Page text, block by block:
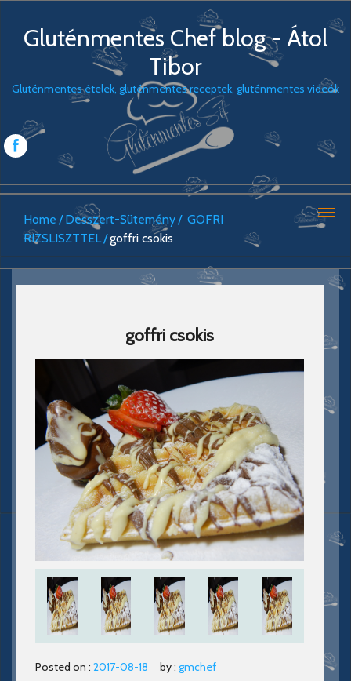
Gluténmentes Chef blog - Átol
Tibor
Gluténmentes ételek, gluténmentes receptek, gluténmentes videók
Home Desszert-Sütemény
GOFRI
RIZSLISZTTEL goffri csokis
goffri csokis
Posted on : 2017-08-18 by : gmchef